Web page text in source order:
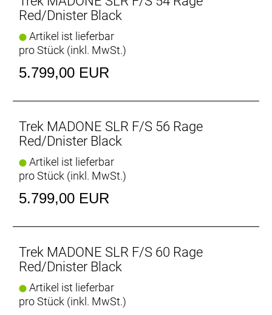
Trek Madone SLR kompatibel ist. Du hast bereits
Problem – eine herkömmliche Lagerkappe ist
separat erhältlich.
- Sattelstütze (angeboten in zwei Längen und zwei
unterschiedlichen Offsets) ist separat erhältlich
Red/Dnister Black
Artikel ist lieferbar
pro Stück (inkl. MwSt.)
5.799,00 EUR
Trek MADONE SLR F/S 56 Rage
Red/Dnister Black
Artikel ist lieferbar
pro Stück (inkl. MwSt.)
5.799,00 EUR
Trek MADONE SLR F/S 60 Rage
Red/Dnister Black
Artikel ist lieferbar
pro Stück (inkl. MwSt.)